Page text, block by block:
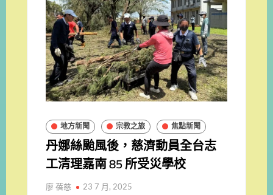
地方新聞 宗教之旅 焦點新聞
丹娜絲颱風後，慈濟動員全台志
工清理嘉南 85 所受災學校
廖 蓓慈 23 7 月, 2025